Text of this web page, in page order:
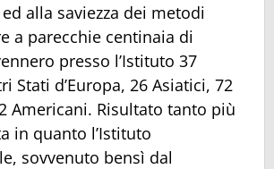
alla saviezza dei metodi
a parecchie centinaia di
presso l’Istituto 37
Stati d’Europa, 26 Asiatici, 72
Americani. Risultato tanto più
in quanto l’Istituto
sovvenuto bensì dal